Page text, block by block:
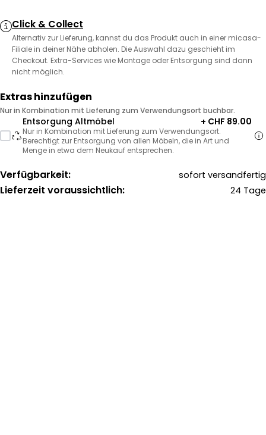
Click & Collect
Alternativ zur Lieferung, kannst du das Produkt auch in einer micasa-
Filiale in deiner Nähe abholen. Die Auswahl dazu geschieht im
Checkout. Extra-Services wie Montage oder Entsorgung sind dann
nicht möglich.
Extras hinzufügen
Nur in Kombination mit Lieferung zum Verwendungsort buchbar.
Entsorgung Altmöbel + CHF 89.00
Nur in Kombination mit Lieferung zum Verwendungsort.
Berechtigt zur Entsorgung von allen Möbeln, die in Art und
Menge in etwa dem Neukauf entsprechen.
Verfügbarkeit: sofort versandfertig
Lieferzeit voraussichtlich: 24 Tage